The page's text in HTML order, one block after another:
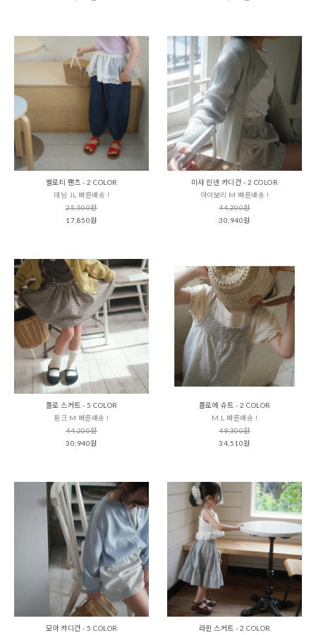
벨로티 팬츠 - 2 COLOR
데님 JL 빠른배송 !
25,500원
17,850원
미샤 린넨 카디건 - 2 COLOR
아이보리 M 빠른배송 !
44,200원
30,940원
플로 스커트 - 5 COLOR
핑크 M 빠른배송 !
44,200원
30,940원
플로에 슈트 - 2 COLOR
M,L 빠른배송 !
49,300원
34,510원
모아 카디건 - 5 COLOR
라핀 스커트 - 2 COLOR